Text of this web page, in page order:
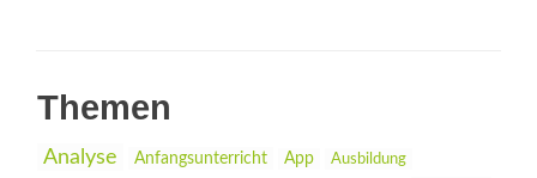
Themen
Analyse Anfangsunterricht App Ausbildung